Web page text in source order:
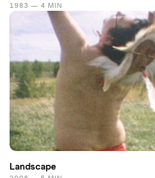
1983 — 4 MIN
Landscape